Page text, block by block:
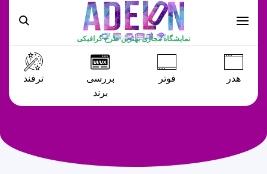
نمایشگاه مجازی بهترین طرح گرافیکی
هدر فوتر
بررسی
برند
ترفند